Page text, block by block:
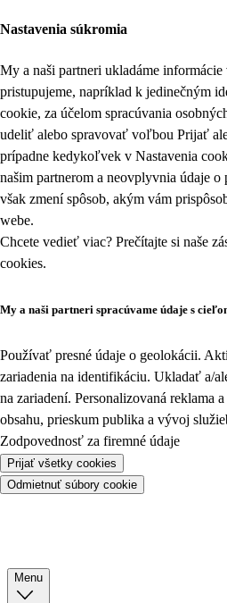
Nastavenia súkromia
My a naši partneri ukladáme
pristupujeme, napríklad k jedinečným
cookie, za účelom spracúvania
udeliť alebo spravovať voľbou Prijať
prípadne kedykoľvek v Nastavenia
našim partnerom a neovplyvnia údaje o
však zmení spôsob, akým vám
webe.
Chcete vedieť viac? Prečítajte si naše
cookies.
My a naši partneri spracúvame údaje s
Používať presné údaje o geolokácii.
zariadenia na identifikáciu. Ukladať a/
na zariadení. Personalizovaná reklama
obsahu, prieskum publika a vývoj
Zodpovednosť za firemné údaje
Prijať všetky cookies
Odmietnuť súbory cookie
Menu